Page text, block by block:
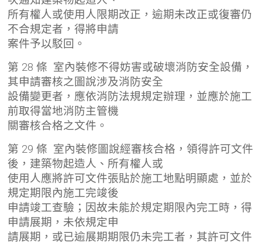
所有權人或使用人限期改正，逾期未改正或復審仍
不合規定者，得將申請
案件予以駁回。
第 28 條 室內裝修不得妨害或破壞消防安全設備，
其申請審核之圖說涉及消防安全
設備變更者，應依消防法規規定辦理，並應於施工
前取得當地消防主管機
關審核合格之文件。
第 29 條 室內裝修圖說經審核合格，領得許可文件
後，建築物起造人、所有權人或
使用人應將許可文件張貼於施工地點明顯處，並於
規定期限內施工完竣後
申請竣工查驗；因故未能於規定期限內完工時，得
申請展期，未依規定申
請展期，或已逾展期期限仍未完工者，其許可文件